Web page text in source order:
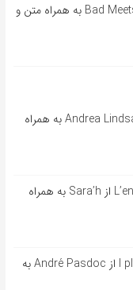
آهنگ انگلیسی Lighters از Bad Meets Evil به همراه متن و
آهنگ فرانسوی Près de toi از Andrea Lindsay به همراه
آهنگ فرانسوی L’encre de tes yeux از Sara’h به همراه
آهنگ فرانسوی l pleut sur la route از André Pasdoc به